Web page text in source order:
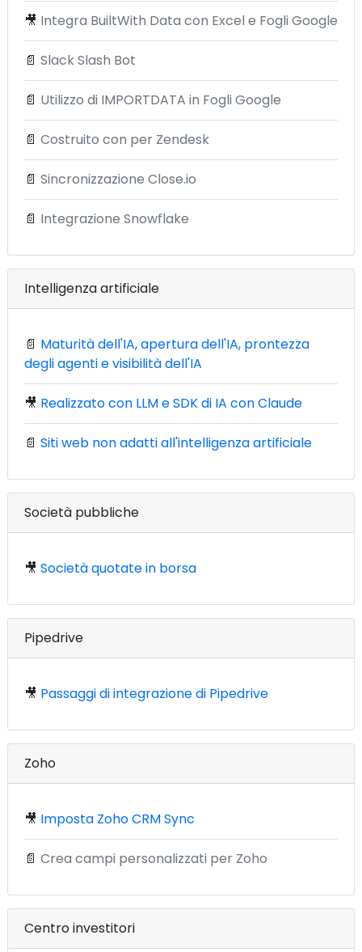
🎥 Integra BuiltWith Data con Excel e Fogli Google
📄 Slack Slash Bot
📄 Utilizzo di IMPORTDATA in Fogli Google
📄 Costruito con per Zendesk
📄 Sincronizzazione Close.io
📄 Integrazione Snowflake
Intelligenza artificiale
📄 Maturità dell'IA, apertura dell'IA, prontezza
degli agenti e visibilità dell'IA
🎥 Realizzato con LLM e SDK di IA con Claude
📄 Siti web non adatti all'intelligenza artificiale
Società pubbliche
🎥 Società quotate in borsa
Pipedrive
🎥 Passaggi di integrazione di Pipedrive
Zoho
🎥 Imposta Zoho CRM Sync
📄 Crea campi personalizzati per Zoho
Centro investitori